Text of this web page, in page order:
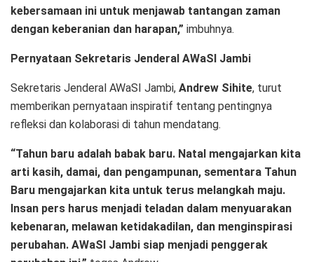
kebersamaan ini untuk menjawab tantangan zaman
dengan keberanian dan harapan,” imbuhnya.
Pernyataan Sekretaris Jenderal AWaSI Jambi
Sekretaris Jenderal AWaSI Jambi, Andrew Sihite, turut
memberikan pernyataan inspiratif tentang pentingnya
refleksi dan kolaborasi di tahun mendatang.
“Tahun baru adalah babak baru. Natal mengajarkan kita
arti kasih, damai, dan pengampunan, sementara Tahun
Baru mengajarkan kita untuk terus melangkah maju.
Insan pers harus menjadi teladan dalam menyuarakan
kebenaran, melawan ketidakadilan, dan menginspirasi
perubahan. AWaSI Jambi siap menjadi penggerak